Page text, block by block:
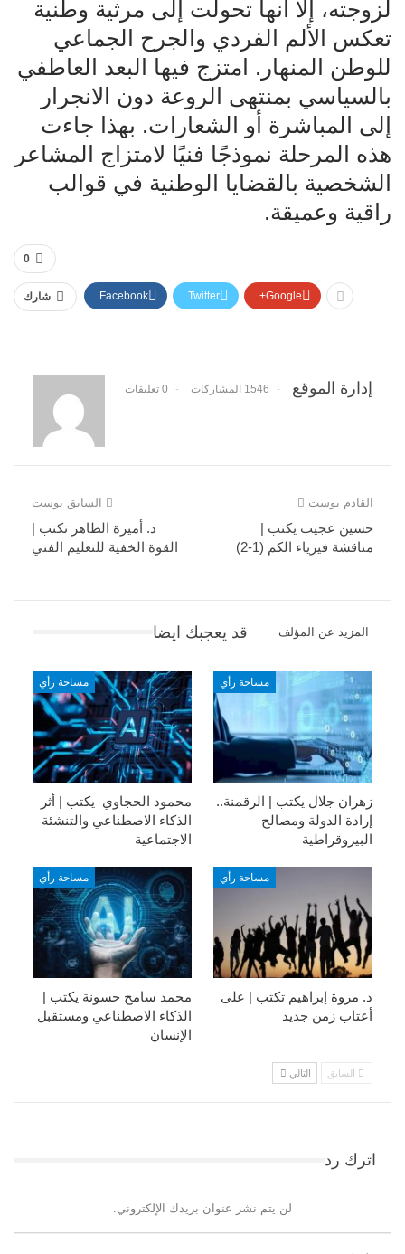
لزوجته، إلا أنها تحولت إلى مرثية وطنية
تعكس الألم الفردي والجرح الجماعي
للوطن المنهار. امتزج فيها البعد العاطفي
بالسياسي بمنتهى الروعة دون الانجرار
إلى المباشرة أو الشعارات. بهذا جاءت
هذه المرحلة نموذجًا فنيًا لامتزاج المشاعر
الشخصية بالقضايا الوطنية في قوالب
راقية وعميقة.
0
شارك Facebook Twitter Google+
إدارة الموقع 1546 المشاركات 0 تعليقات
السابق بوست
د. أميرة الطاهر تكتب |
القوة الخفية للتعليم الفني
القادم بوست
حسين عجيب يكتب |
مناقشة فيزياء الكم (1-2)
قد يعجبك ايضا المزيد عن المؤلف
مساحة رأي
محمود الحجاوي يكتب | أثر
الذكاء الاصطناعي والتنشئة
الاجتماعية
مساحة رأي
زهران جلال يكتب | الرقمنة..
إرادة الدولة ومصالح
البيروقراطية
مساحة رأي
محمد سامح حسونة يكتب |
الذكاء الاصطناعي ومستقبل
الإنسان
مساحة رأي
د. مروة إبراهيم تكتب | على
أعتاب زمن جديد
السابق التالي
اترك رد
لن يتم نشر عنوان بريدك الإلكتروني.